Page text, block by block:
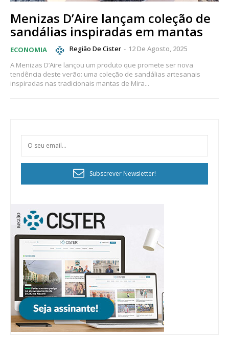
Menizas D’Aire lançam coleção de
sandálias inspiradas em mantas
ECONOMIA Região De Cister - 12 De Agosto, 2025
A Menizas D’Aire lançou um produto que promete ser nova
tendência deste verão: uma coleção de sandálias artesanais
inspiradas nas tradicionais mantas de Mira...
Subscrever Newsletter!